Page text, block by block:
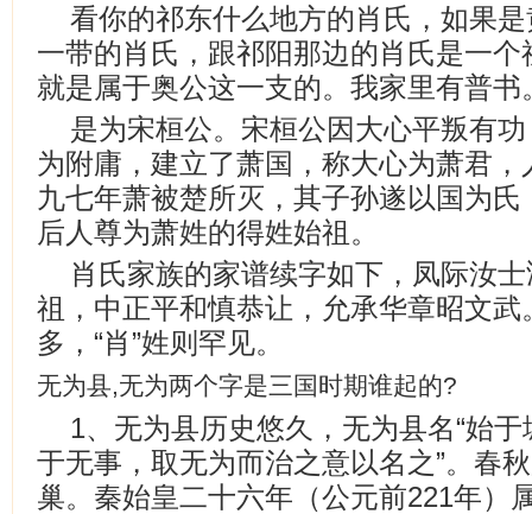
看你的祁东什么地方的肖氏，如果
一带的肖氏，跟祁阳那边的肖氏是一
就是属于奥公这一支的。我家里有普书
是为宋桓公。宋桓公因大心平叛有
为附庸，建立了萧国，称大心为萧君
九七年萧被楚所灭，其子孙遂以国为
后人尊为萧姓的得姓始祖。
肖氏家族的家谱续字如下，凤际汝
祖，中正平和慎恭让，允承华章昭文武
多，“肖”姓则罕见。
无为县,无为两个字是三国时期谁起的?
1、无为县历史悠久，无为县名“始
于无事，取无为而治之意以名之”。春
巢。秦始皇二十六年（公元前221年）